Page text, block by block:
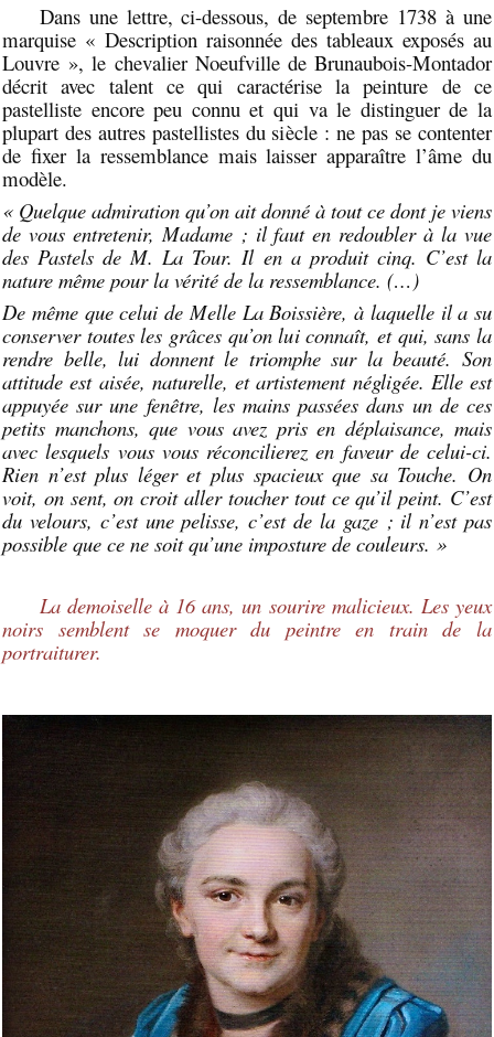
Dans une lettre, ci-dessous, de septembre 1738 à une
marquise « Description raisonnée des tableaux exposés au
Louvre », le chevalier Noeufville de Brunaubois-Montador
décrit avec talent ce qui caractérise la peinture de ce
pastelliste encore peu connu et qui va le distinguer de la
plupart des autres pastellistes du siècle : ne pas se contenter
de fixer la ressemblance mais laisser apparaître l’âme du
modèle.
« Quelque admiration qu’on ait donné à tout ce dont je viens
de vous entretenir, Madame ; il faut en redoubler à la vue
des Pastels de M. La Tour. Il en a produit cinq. C’est la
nature même pour la vérité de la ressemblance. (…)
De même que celui de Melle La Boissière, à laquelle il a su
conserver toutes les grâces qu’on lui connaît, et qui, sans la
rendre belle, lui donnent le triomphe sur la beauté. Son
attitude est aisée, naturelle, et artistement négligée. Elle est
appuyée sur une fenêtre, les mains passées dans un de ces
petits manchons, que vous avez pris en déplaisance, mais
avec lesquels vous vous réconcilierez en faveur de celui-ci.
Rien n’est plus léger et plus spacieux que sa Touche. On
voit, on sent, on croit aller toucher tout ce qu’il peint. C’est
du velours, c’est une pelisse, c’est de la gaze ; il n’est pas
possible que ce ne soit qu’une imposture de couleurs. »
La demoiselle à 16 ans, un sourire malicieux. Les yeux
noirs semblent se moquer du peintre en train de la
portraiturer.